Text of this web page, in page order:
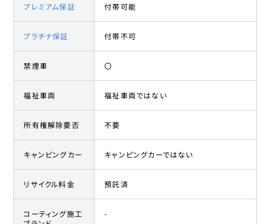
プレミアム保証 付帯可能
プラチナ保証 付帯不可
禁煙車 〇
福祉車両 福祉車両ではない
所有権解除要否 不要
キャンピングカー キャンピングカーではない
リサイクル料金 預託済
コーティング施工
-